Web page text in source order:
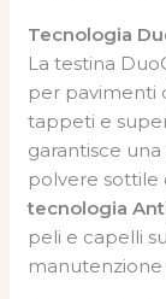
Tecnologia
La testina
per pavimenti
tappeti e
garantisce
polvere sottile
tecnologia
peli e capelli
manutenzione